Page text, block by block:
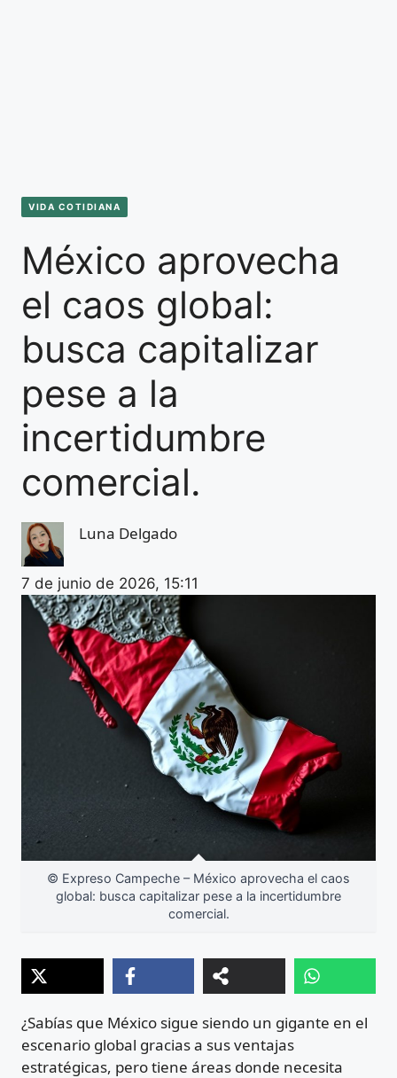
VIDA COTIDIANA
México aprovecha
el caos global:
busca capitalizar
pese a la
incertidumbre
comercial.
Luna Delgado
7 de junio de 2026, 15:11
© Expreso Campeche – México aprovecha el caos
global: busca capitalizar pese a la incertidumbre
comercial.
¿Sabías que México sigue siendo un gigante en el
escenario global gracias a sus ventajas
estratégicas, pero tiene áreas donde necesita